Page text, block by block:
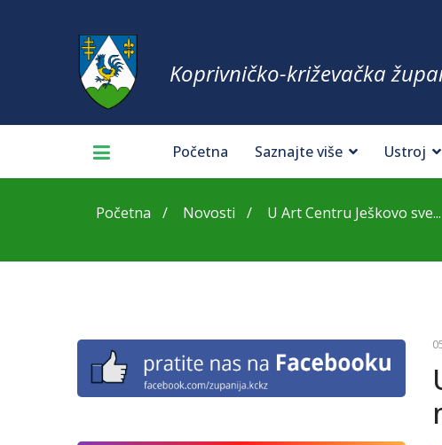
Koprivničko-križevačka
Početna Saznajte više Ustroj
Početna Novosti U Art Centru Ješkovo sve...